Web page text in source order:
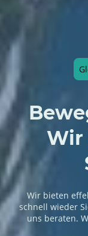
Wir
Wir bieten
schnell wieder
uns beraten.